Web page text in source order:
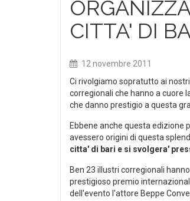
CITTA' DI
12 novembre 2011
Ci rivolgiamo sopratutto ai
corregionali che hanno a cuore
che danno prestigio a questa
Ebbene anche questa edizione
avessero origini di questa
citta' di bari e si svolgera'
Ben 23 illustri corregionali
prestigioso premio
dell'evento l'attore Beppe